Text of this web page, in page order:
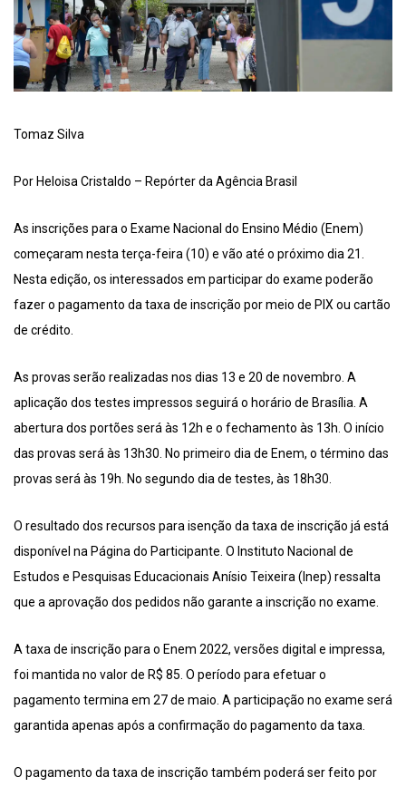
Tomaz Silva
Por Heloisa Cristaldo – Repórter da Agência Brasil
As inscrições para o Exame Nacional do Ensino Médio (Enem)
começaram nesta terça-feira (10) e vão até o próximo dia 21.
Nesta edição, os interessados em participar do exame poderão
fazer o pagamento da taxa de inscrição por meio de PIX ou cartão
de crédito.
As provas serão realizadas nos dias 13 e 20 de novembro. A
aplicação dos testes impressos seguirá o horário de Brasília. A
abertura dos portões será às 12h e o fechamento às 13h. O início
das provas será às 13h30. No primeiro dia de Enem, o término das
provas será às 19h. No segundo dia de testes, às 18h30.
O resultado dos recursos para isenção da taxa de inscrição já está
disponível na Página do Participante. O Instituto Nacional de
Estudos e Pesquisas Educacionais Anísio Teixeira (Inep) ressalta
que a aprovação dos pedidos não garante a inscrição no exame.
A taxa de inscrição para o Enem 2022, versões digital e impressa,
foi mantida no valor de R$ 85. O período para efetuar o
pagamento termina em 27 de maio. A participação no exame será
garantida apenas após a confirmação do pagamento da taxa.
O pagamento da taxa de inscrição também poderá ser feito por